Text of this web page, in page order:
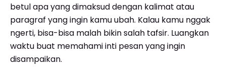
betul apa yang dimaksud dengan kalimat atau
paragraf yang ingin kamu ubah. Kalau kamu nggak
ngerti, bisa-bisa malah bikin salah tafsir. Luangkan
waktu buat memahami inti pesan yang ingin
disampaikan.